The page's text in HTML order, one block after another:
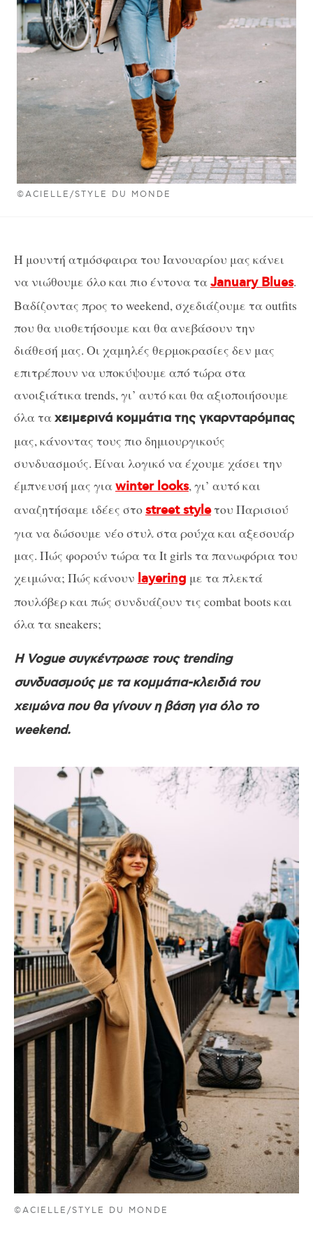
©ACIELLE/STYLE DU MONDE
Η μουντή ατμόσφαιρα του Ιανουαρίου μας κάνει
να νιώθουμε όλο και πιο έντονα ταJanuary Blues.
Βαδίζοντας προς το weekend, σχεδιάζουμε τα outfits
που θα υιοθετήσουμε και θα ανεβάσουν την
διάθεσή μας. Οι χαμηλές θερμοκρασίες δεν μας
επιτρέπουν να υποκύψουμε από τώρα στα
ανοιξιάτικα trends, γι’ αυτό και θα αξιοποιήσουμε
όλα ταχειμερινά κομμάτια της γκαρνταρόμπας
μας, κάνοντας τους πιο δημιουργικούς
συνδυασμούς. Είναι λογικό να έχουμε χάσει την
έμπνευσή μας γιαwinter looks, γι’ αυτό και
αναζητήσαμε ιδέες στοstreet styleτου Παρισιού
για να δώσουμε νέο στυλ στα ρούχα και αξεσουάρ
μας. Πώς φορούν τώρα τα It girls τα πανωφόρια του
χειμώνα; Πώς κάνουν layering με τα πλεκτά
πουλόβερ και πώς συνδυάζουν τις combat boots και
όλα τα sneakers;
Η Vogue συγκέντρωσε τους trending
συνδυασμούς με τα κομμάτια-κλειδιά του
χειμώνα που θα γίνουν η βάση για όλο το
weekend.
©ACIELLE/STYLE DU MONDE